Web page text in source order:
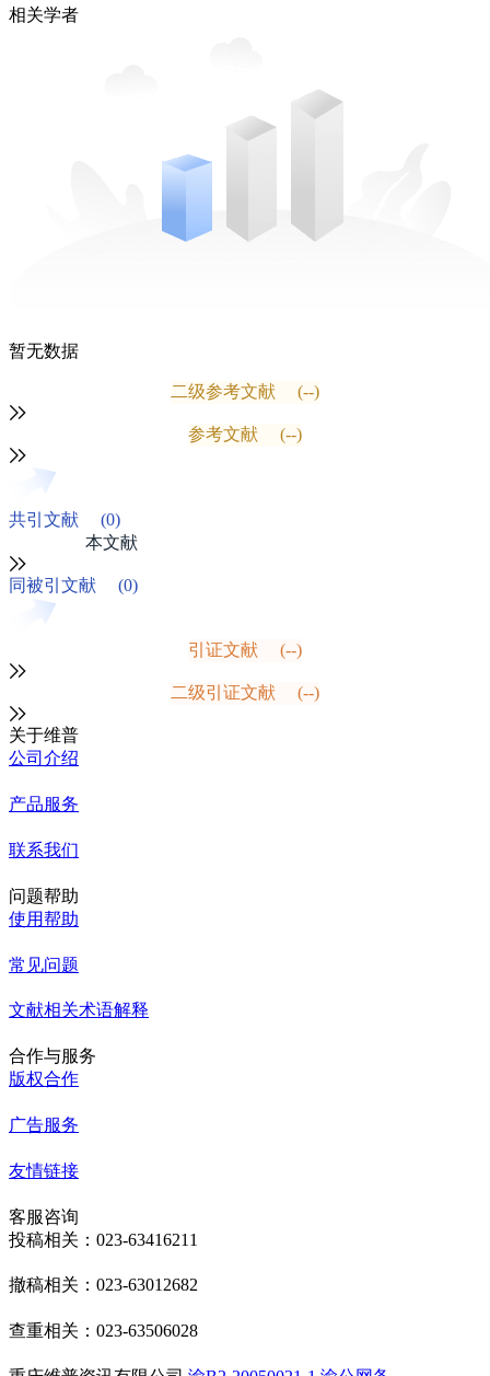
相关学者
暂无数据
二级参考文献 (--)
参考文献 (--)
共引文献
(0)
本文献
同被引文献 (0)
引证文献 (--)
二级引证文献 (--)
关于维普
公司介绍
产品服务
联系我们
问题帮助
使用帮助
常见问题
文献相关术语解释
合作与服务
版权合作
广告服务
友情链接
客服咨询
投稿相关：023-63416211
撤稿相关：023-63012682
查重相关：023-63506028